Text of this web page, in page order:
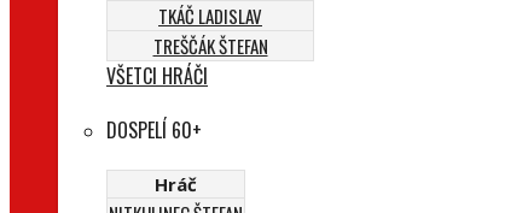
TKÁČ LADISLAV
TREŠČÁK ŠTEFAN
VŠETCI HRÁČI
DOSPELÍ 60+
Hráč